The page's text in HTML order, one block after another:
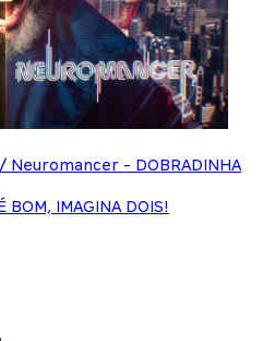
- DOBRADINHA
BOM, IMAGINA DOIS!